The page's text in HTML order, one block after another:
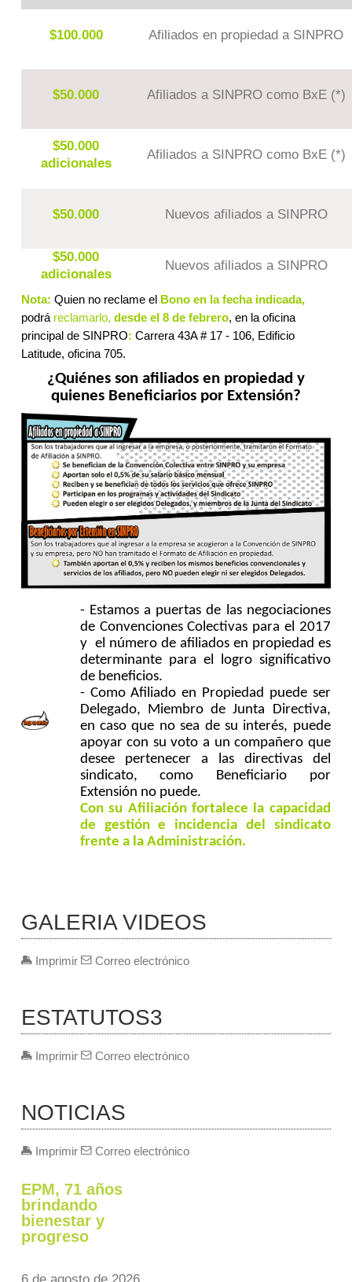
$100.000 Afiliados en propiedad a SINPRO
$50.000 Afiliados a SINPRO como BxE (*)
$50.000
adicionales
Afiliados a SINPRO como BxE (*)
$50.000 Nuevos afiliados a SINPRO
$50.000
adicionales
Nuevos afiliados a SINPRO
Nota: Quien no reclame elBono en la fecha indicada,
podrá reclamarlo, desde el 8 de febrero, en la oficina
principal de SINPRO: Carrera 43A # 17 - 106, Edificio
Latitude, oficina 705.
¿Quiénes son afiliados en propiedad y
quienes Beneficiarios por Extensión?
- Estamos a puertas de las negociaciones
de Convenciones Colectivas para el 2017
y el número de afiliados en propiedad es
determinante para el logro significativo
de beneficios.
- Como Afiliado en Propiedad puede ser
Delegado, Miembro de Junta Directiva,
en caso que no sea de su interés, puede
apoyar con su voto a un compañero que
desee pertenecer a las directivas del
sindicato, como Beneficiario por
Extensión no puede.
Con su Afiliación fortalece la capacidad
de gestión e incidencia del sindicato
frente a la Administración.
GALERIA VIDEOS
Imprimir Correo electrónico
ESTATUTOS3
Imprimir Correo electrónico
NOTICIAS
Imprimir Correo electrónico
EPM, 71 años
brindando
bienestar y
progreso